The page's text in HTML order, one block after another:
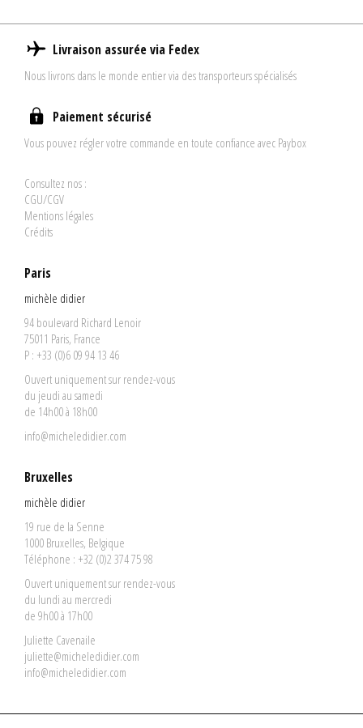
Livraison assurée via Fedex
Nous livrons dans le monde entier via des transporteurs spécialisés
Paiement sécurisé
Vous pouvez régler votre commande en toute confiance avec Paybox
Consultez nos :
CGU/CGV
Mentions légales
Crédits
Paris
michèle didier
94 boulevard Richard Lenoir
75011 Paris, France
P : +33 (0)6 09 94 13 46
Ouvert uniquement sur rendez-vous
du jeudi au samedi
de 14h00 à 18h00
info@micheledidier.com
Bruxelles
michèle didier
19 rue de la Senne
1000 Bruxelles, Belgique
Téléphone : +32 (0)2 374 75 98
Ouvert uniquement sur rendez-vous
du lundi au mercredi
de 9h00 à 17h00
Juliette Cavenaile
juliette@micheledidier.com
info@micheledidier.com